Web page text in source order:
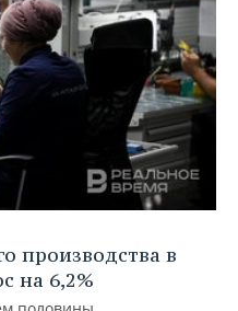
производства в
на 6,2%